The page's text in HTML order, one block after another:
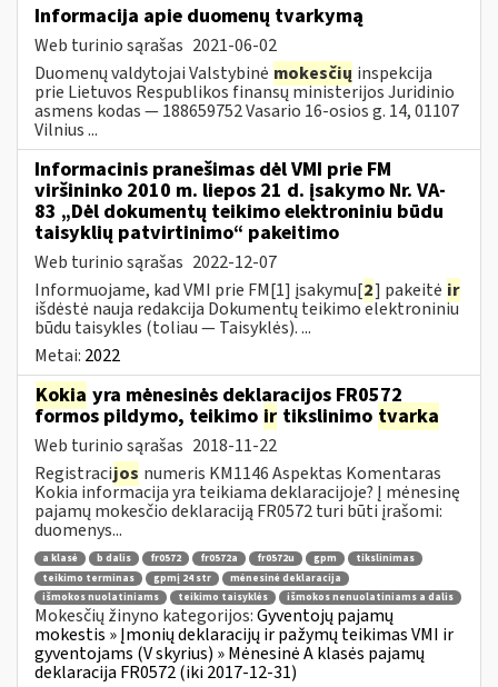
Informacija apie duomenų tvarkymą
Web turinio sąrašas 2021-06-02
Duomenų valdytojai Valstybinė mokesčių inspekcija
prie Lietuvos Respublikos finansų ministerijos Juridinio
asmens kodas — 188659752 Vasario 16-osios g. 14, 01107
Vilnius ...
Informacinis pranešimas dėl VMI prie FM
viršininko 2010 m. liepos 21 d. įsakymo Nr. VA-
83 „Dėl dokumentų teikimo elektroniniu būdu
taisyklių patvirtinimo“ pakeitimo
Web turinio sąrašas 2022-12-07
Informuojame, kad VMI prie FM[1] įsakymu[2] pakeitė ir
išdėstė nauja redakcija Dokumentų teikimo elektroniniu
būdu taisykles (toliau — Taisyklės). ...
Metai: 2022
Kokia yra mėnesinės deklaracijos FR0572
formos pildymo, teikimo ir tikslinimo tvarka
Web turinio sąrašas 2018-11-22
Registracijos numeris KM1146 Aspektas Komentaras
Kokia informacija yra teikiama deklaracijoje? Į mėnesinę
pajamų mokesčio deklaraciją FR0572 turi būti įrašomi:
duomenys...
a klasė b dalis fr0572 fr0572a fr0572u gpm
tikslinimas
teikimo terminas
gpmį 24 str
mėnesinė deklaracija
išmokos nuolatiniams
teikimo taisyklės išmokos nenuolatiniams a dalis
Mokesčių žinyno kategorijos:Gyventojų pajamų
mokestis » Įmonių deklaracijų ir pažymų teikimas VMI ir
gyventojams (V skyrius) » Mėnesinė A klasės pajamų
deklaracija FR0572 (iki 2017-12-31)